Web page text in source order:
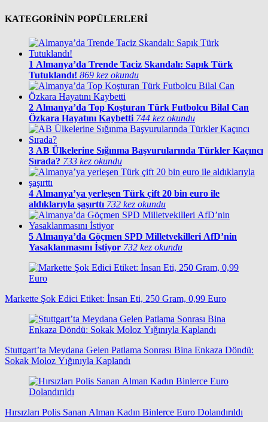
KATEGORİNİN POPÜLERLERİ
1 Almanya’da Trende Taciz Skandalı: Sapık Türk
Tutuklandı! 869 kez okundu
2 Almanya’da Top Koşturan Türk Futbolcu Bilal Can
Özkara Hayatını Kaybetti 744 kez okundu
3 AB Ülkelerine Sığınma Başvurularında Türkler Kaçıncı
Sırada? 733 kez okundu
4 Almanya’ya yerleşen Türk çift 20 bin euro ile
aldıklarıyla şaşırttı 732 kez okundu
5 Almanya’da Göçmen SPD Milletvekilleri AfD’nin
Yasaklanmasını İstiyor 732 kez okundu
Markette Şok Edici Etiket: İnsan Eti, 250 Gram, 0,99 Euro
Stuttgart’ta Meydana Gelen Patlama Sonrası Bina Enkaza Döndü:
Sokak Moloz Yığınıyla Kaplandı
Hırsızları Polis Sanan Alman Kadın Binlerce Euro Dolandırıldı